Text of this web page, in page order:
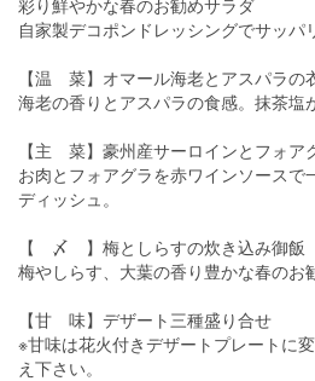
彩り鮮やかな春のお勧めサラダ
自家製デコポンドレッシングでサッパ
【温 菜】オマール海老とアスパラ
海老の香りとアスパラの食感。抹茶塩
【主 菜】豪州産サーロインとフォア
お肉とフォアグラを赤ワインソースで
ディッシュ。
【 〆 】梅としらすの炊き込み御飯
梅やしらす、大葉の香り豊かな春のお
【甘 味】デザート三種盛り合せ
※甘味は花火付きデザートプレートに
え下さい。